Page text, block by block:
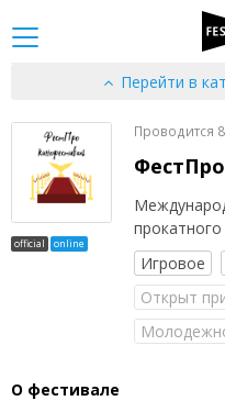
Перейти в
official online
Проводится
ФестПро
Игровое
Открыт
О фестивале